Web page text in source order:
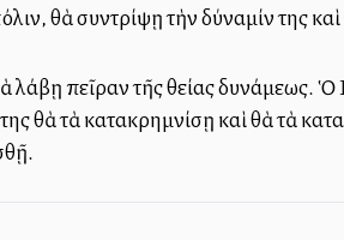
θὰ συντρίψῃ τὴν δύναμίν της
πεῖραν τῆς θείας δυνάμεως. Ὁ
θὰ τὰ κατακρημνίσῃ καὶ θὰ τὰ